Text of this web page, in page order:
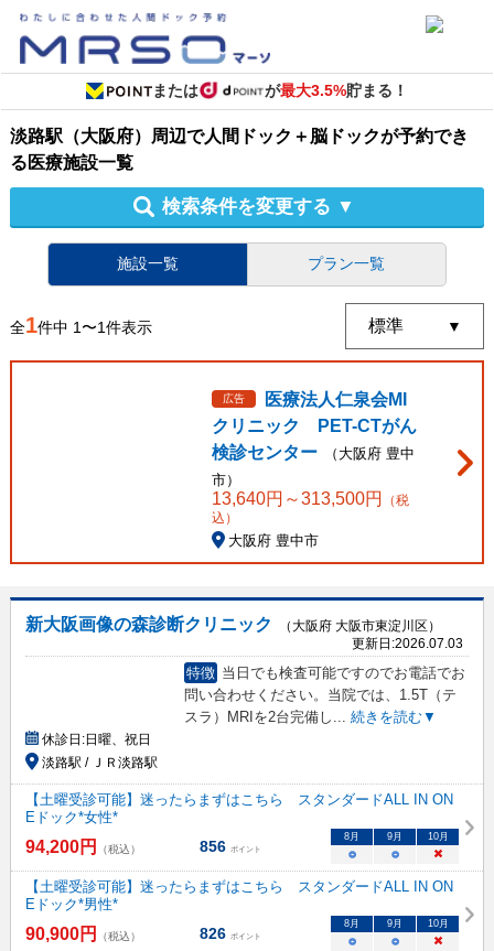
または が最大3.5%貯まる！
淡路駅（大阪府）周辺で人間ドック＋脳ドックが予約でき
る医療施設一覧
検索条件を変更する ▼
施設一覧 プラン一覧
全1件中 1〜1件表示
広告
医療法人仁泉会MI
クリニック PET-CTがん
検診センター
（ 大阪府 豊中
市）
13,640円～313,500円
（税
込）
大阪府 豊中市
新大阪画像の森診断クリニック
（大阪府 大阪市東淀川区）
更新日:2026.07.03
特徴 当日でも検査可能ですのでお電話でお
問い合わせください。当院では、1.5T（テ
スラ）MRIを2台完備し ... 続きを読む▼
休診日:日曜、祝日
淡路駅 / ＪＲ淡路駅
【土曜受診可能】迷ったらまずはこちら スタンダードALL IN ON
Eドック*女性*
94,200円 （税込） 856 ポイント
8月 9月 10月
○ ○ ×
【土曜受診可能】迷ったらまずはこちら スタンダードALL IN ON
Eドック*男性*
90,900円 （税込） 826 ポイント
8月 9月 10月
○ ○ ×